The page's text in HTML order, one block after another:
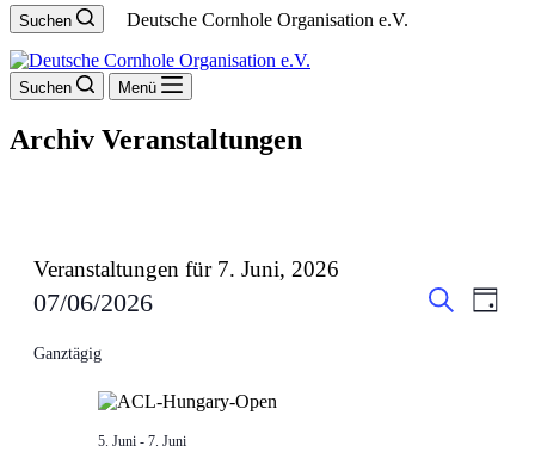
Suchen Deutsche Cornhole Organisation e.V.
Suchen Menü
Archiv Veranstaltungen
Veranstaltungen für 7. Juni, 2026
Tag
07/06/2026
wählen.
Ganztägig
5. Juni- 7. Juni